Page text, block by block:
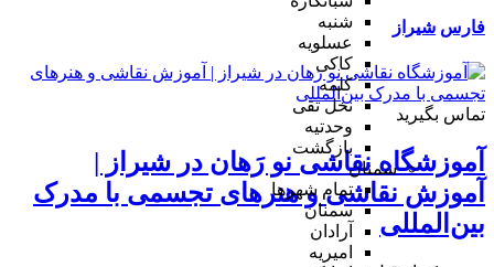
شنبه
عسلویه
کاکی
کلمه
نخل تقی
وحدتیه
بازگشت
سمنان
تمام شهر‌ها
سمنان
آرادان
امیریه
فارس شیراز
تماس بگیرید
آموزشگاه نقاشی نو رَهان در شیراز |
آموزش نقاشی و هنرهای تجسمی با مدرک
بین‌المللی